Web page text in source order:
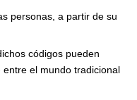
personas, a partir de su
códigos pueden
el mundo tradicional